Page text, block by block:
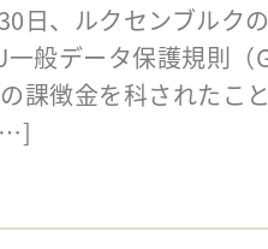
日、ルクセンブルク
一般データ保護規則
課徴金を科されたこ